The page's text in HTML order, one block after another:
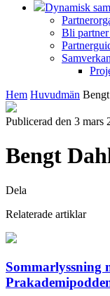
Dynamisk
Bli
Hem Huvudmän
Publicerad den 3 mars
Bengt
Dela
Relaterade artiklar
Sommarlyssning